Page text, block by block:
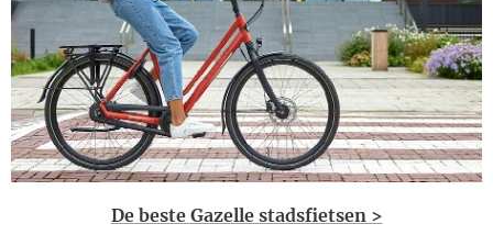
De beste Gazelle stadsfietsen >